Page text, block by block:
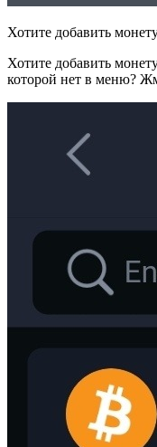
Хотите добавить
Хотите добавить
которой нет в меню?